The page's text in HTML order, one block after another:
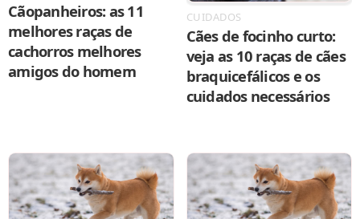
Cãopanheiros: as 11
melhores raças de
cachorros melhores
amigos do homem
CUIDADOS
Cães de focinho curto:
veja as 10 raças de cães
braquicefálicos e os
cuidados necessários